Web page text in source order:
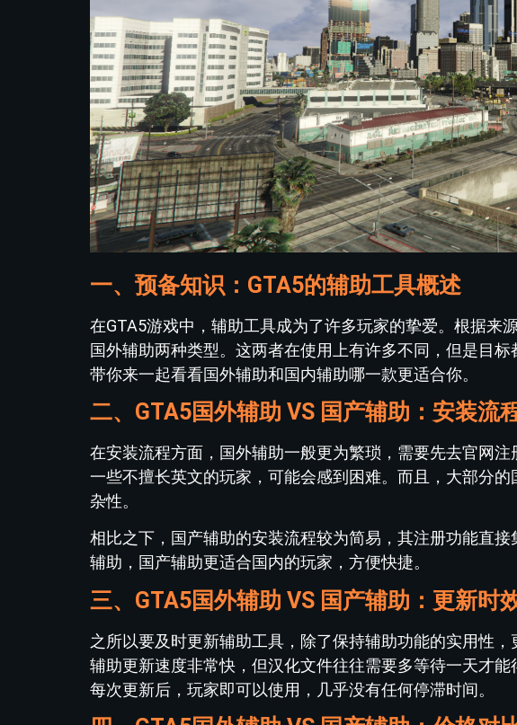
一、预备知识：GTA5的辅助工具概述
在GTA5游戏中，辅助工具成为了许多玩家的挚爱。根据来
国外辅助两种类型。这两者在使用上有许多不同，但是目
带你来一起看看国外辅助和国内辅助哪一款更适合你。
二、GTA5国外辅助 VS 国产辅助：安装流
在安装流程方面，国外辅助一般更为繁琐，需要先去官网
一些不擅长英文的玩家，可能会感到困难。而且，大部分
杂性。
相比之下，国产辅助的安装流程较为简易，其注册功能直
辅助，国产辅助更适合国内的玩家，方便快捷。
三、GTA5国外辅助 VS 国产辅助：更新时
之所以要及时更新辅助工具，除了保持辅助功能的实用性
辅助更新速度非常快，但汉化文件往往需要多等待一天才
每次更新后，玩家即可以使用，几乎没有任何停滞时间。